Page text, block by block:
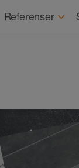
Om
Referenser